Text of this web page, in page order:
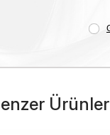
Ürünler